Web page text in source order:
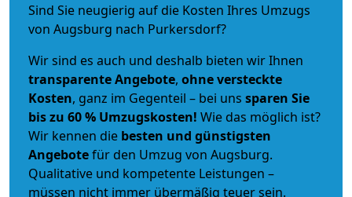
Sind Sie neugierig auf die Kosten Ihres Umzugs
von Augsburg nach Purkersdorf?
Wir sind es auch und deshalb bieten wir Ihnen
transparente Angebote, ohne versteckte
Kosten, ganz im Gegenteil – bei uns sparen Sie
bis zu 60 % Umzugskosten! Wie das möglich ist?
Wir kennen die besten und günstigsten
Angebotefür den Umzug von Augsburg.
Qualitative und kompetente Leistungen –
müssen nicht immer übermäßig teuer sein.